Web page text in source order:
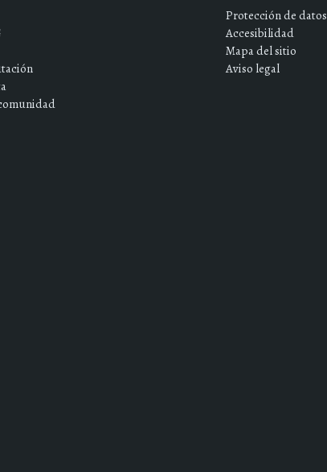
Protección de datos
Accesibilidad
Mapa del sitio
Aviso legal